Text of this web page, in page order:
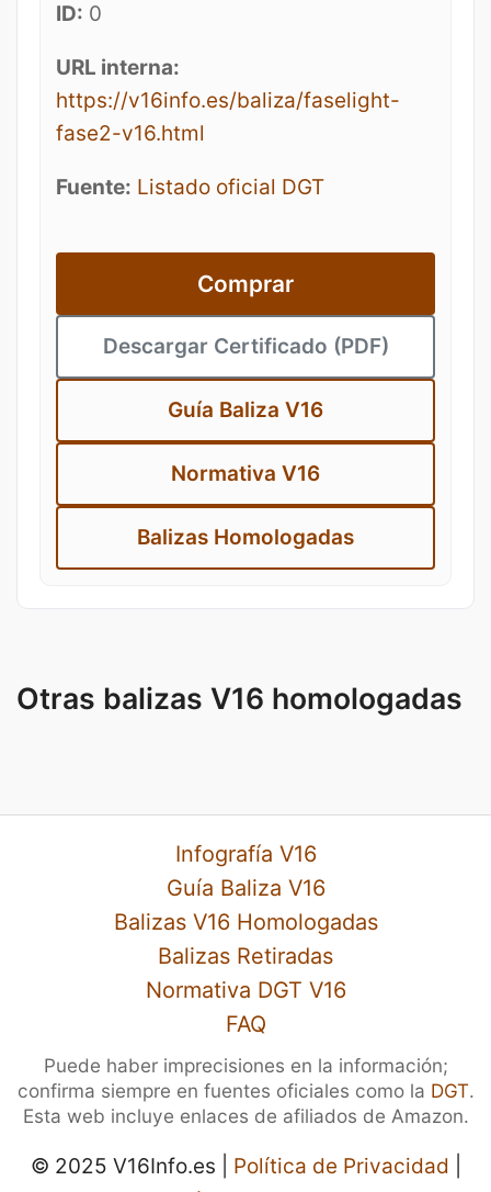
ID: 0
URL interna:
https://v16info.es/baliza/faselight-
fase2-v16.html
Fuente: Listado oficial DGT
Comprar
Descargar Certificado (PDF)
Guía Baliza V16
Normativa V16
Balizas Homologadas
Otras balizas V16 homologadas
Infografía V16
Guía Baliza V16
Balizas V16 Homologadas
Balizas Retiradas
Normativa DGT V16
FAQ
Puede haber imprecisiones en la información;
confirma siempre en fuentes oficiales como la DGT.
Esta web incluye enlaces de afiliados de Amazon.
© 2025 V16Info.es | Política de Privacidad